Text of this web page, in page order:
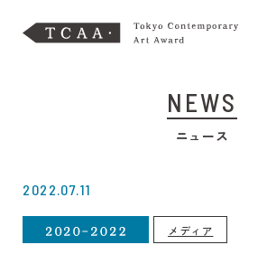
NEWS
ニュース
2022.07.11
メディア